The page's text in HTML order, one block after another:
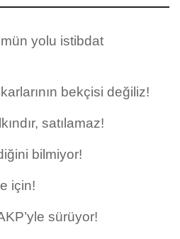
yolu istibdat
bekçisi değiliz!
satılamaz!
bilmiyor!
için!
sürüyor!